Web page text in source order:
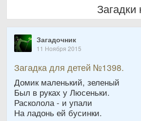
Загадочник
11 Ноября 2015
Загадка для детей №1398.
Домик маленький, зеленый
Был в руках у Люсеньки.
Расколола - и упали
На ладонь ей бусинки.